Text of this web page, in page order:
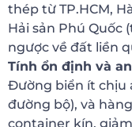
thép từ TP.HCM,
Hải sản Phú Quốc
ngược về đất liền
Tính ổn định và
Đường biển ít chịu
đường bộ), và
container kín,